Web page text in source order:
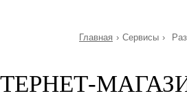
Главная › Сервисы ›